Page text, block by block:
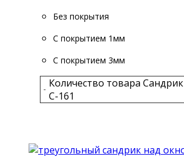
Без покрытия
С покрытием 1мм
С покрытием 3мм
- Количество товара Сандрик
С-161